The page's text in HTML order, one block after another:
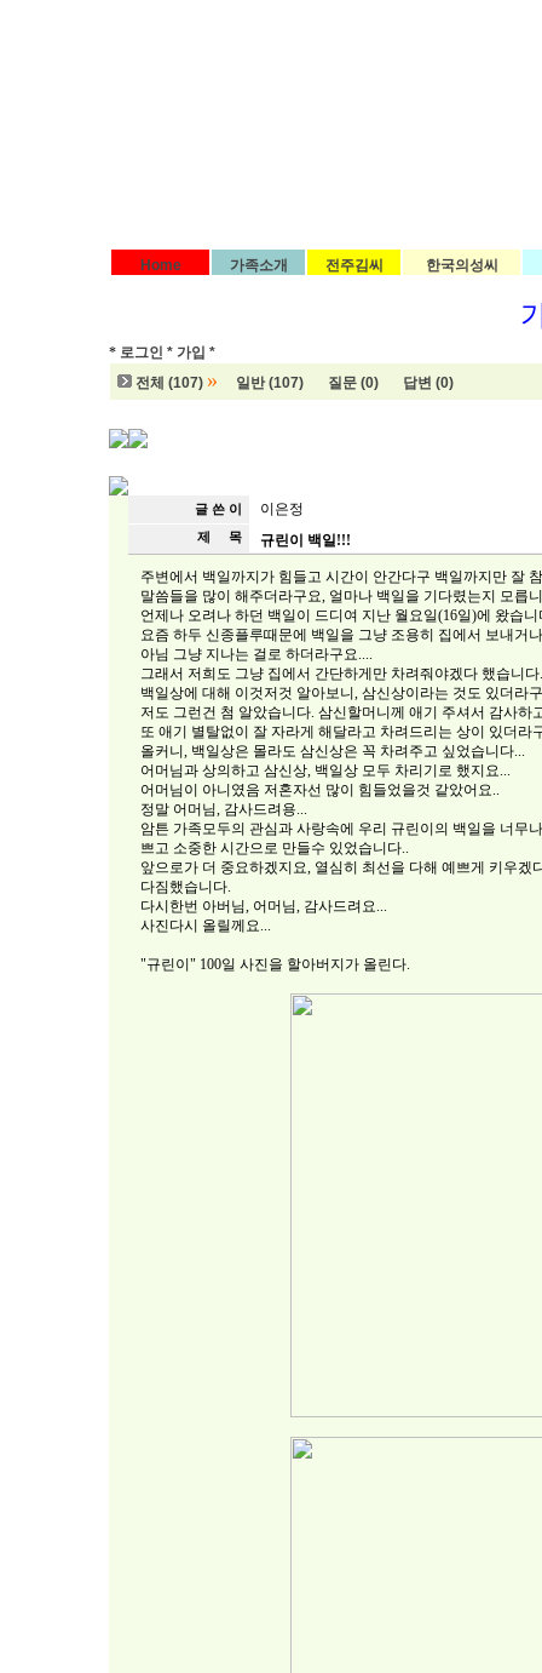
Home 가족소개 전주김씨 한국의성씨
* 로그인 * 가입 *
전체 (107) » 일반 (107) 질문 (0) 답변 (0)
글 쓴 이 이은정
제 목 규린이 백일!!!
주변에서 백일까지가 힘들고 시간이 안간다구 백일까지만 잘
말씀들을 많이 해주더라구요, 얼마나 백일을 기다렸는지 모릅
언제나 오려나 하던 백일이 드디여 지난 월요일(16일)에 왔습니
요즘 하두 신종플루때문에 백일을 그냥 조용히 집에서 보내거
아님 그냥 지나는 걸로 하더라구요....
그래서 저희도 그냥 집에서 간단하게만 차려줘야겠다 했습니다.
백일상에 대해 이것저것 알아보니, 삼신상이라는 것도 있더라
저도 그런건 첨 알았습니다. 삼신할머니께 애기 주셔서 감사하
또 애기 별탈없이 잘 자라게 해달라고 차려드리는 상이 있더라
올커니, 백일상은 몰라도 삼신상은 꼭 차려주고 싶었습니다...
어머님과 상의하고 삼신상, 백일상 모두 차리기로 했지요...
어머님이 아니였음 저혼자선 많이 힘들었을것 같았어요..
정말 어머님, 감사드려용...
암튼 가족모두의 관심과 사랑속에 우리 규린이의 백일을 너무
쁘고 소중한 시간으로 만들수 있었습니다..
앞으로가 더 중요하겠지요, 열심히 최선을 다해 예쁘게 키우겠
다짐했습니다.
다시한번 아버님, 어머님, 감사드려요...
사진다시 올릴께요...
"규린이" 100일 사진을 할아버지가 올린다.